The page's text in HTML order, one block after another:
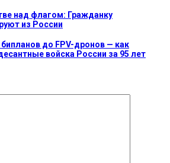
над флагом: Гражданку
из России
до FPV-дронов — как
войска России за 95 лет